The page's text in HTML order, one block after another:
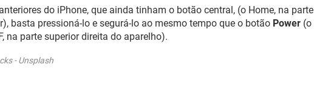
do iPhone, que ainda tinham o botão central, (o Home, na parte
basta pressioná-lo e segurá-lo ao mesmo tempo que o botão Power (o
na parte superior direita do aparelho).
- Unsplash